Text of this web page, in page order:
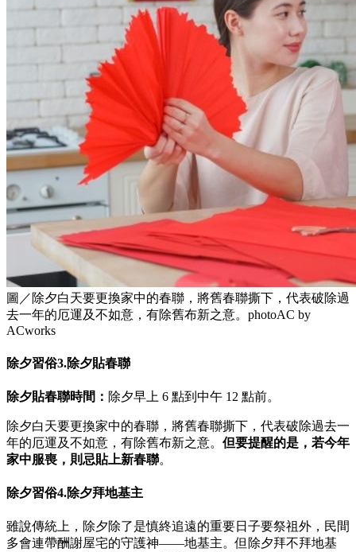
圖／除夕白天要更換家中的春聯，將舊春聯撕下，代表破除過
去一年的厄運及不如意，有除舊布新之意。photoAC by
ACworks
除夕習俗3.除夕貼春聯
除夕貼春聯時間： 除夕早上 6 點到中午 12 點前。
除夕白天要更換家中的春聯，將舊春聯撕下，代表破除過去一
年的厄運及不如意，有除舊布新之意。 但要提醒的是，若今年
家中服喪，則忌貼上新春聯。
除夕習俗4.除夕拜地基主
雖說傳統上，除夕除了是慎終追遠的重要日子要祭祖外，民間
多會連帶酬謝屋宅的守護神——地基主。但除夕拜不拜地基